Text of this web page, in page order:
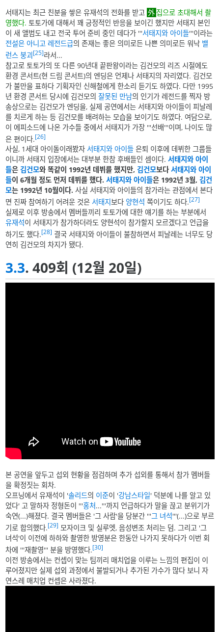
서태지는 최근 친분을 쌓은 유재석의 전화를 받고
집으로 초대해서 촬
영했다. 토토가에 대해서 꽤 긍정적인 반응을 보이긴 했지만 서태지 본인
이 새 앨범도 내고 전국 투어 준비 중인 데다가 '''서태지와 아이들'''이라는
전설은 아니고 레전드급의 존재는 좋은 의미로든 나쁜 의미로든 워낙 밸
런스 붕괴[25]라서...
참고로 토토가의 또 다른 90년대 끝판왕이라는 김건모의 리즈 시절에도
환경 콘서트(현 드림 콘서트)의 엔딩은 언제나 서태지의 자리였다. 김건모
가 불만을 표하다 기획자인 신해철에게 한소리 듣기도 하였다. 다만 1995
년 환경 콘서트 당시에 김건모의잘못된 만남의 인기가 레전드를 찍자 방
송상으로는 김건모가 엔딩을, 실제 공연에서는 서태지와 아이들이 피날레
를 치르게 하는 등 김건모를 배려하는 모습을 보이기도 하였다. 여담으로,
이 에피소드에 나온 가수들 중에서 서태지가 가장 '''선배'''이며, 나이도 많
은 편이다.[26]
사실, 1세대 아이돌이래봤자서태지와 아이들 은퇴 이후에 데뷔한 그룹들
이니까 서태지 입장에서는 대부분 한참 후배들인 셈이다.서태지와 아이
들은김건모와 똑같이 1992년 데뷔를 했지만,김건모보다서태지와 아이
들이 6개월 정도 먼저 데뷔를 했다.서태지와 아이들은 1992년 3월,김건
모는 1992년 10월이다. 사실 서태지와 아이들의 참가라는 관점에서 본다
면 진짜 참여하기 어려운 것은서태지보다 양현석 쪽이기도 하다.[27]
실제로 이후 방송에서 멤버들끼리 토토가에 대한 얘기를 하는 부분에서
유재석이 서태지가 참가하더라도 양현석이 참가할지 모르겠다고 언급을
하기도 했다.[28] 결국 서태지와 아이들이 불참하면서 피날레는 너무도 당
연히 김건모의 차지가 됐다.
3.3. 409회 (12월 20일)
본 공연을 앞두고 섭외 현황을 점검하며 추가 섭외를 통해서 참가 멤버들
을 확정짓는 회차.
오프닝에서 유재석이 '솔리드의 이준이 '강남스타일' 덕분에 나를 알고 있
었다' 고 말하자 정형돈이 '''홍처...'''까지 언급하다가 말을 끊고 분위기가
숙연(...)해졌다. 결국 멤버들은 '그 사람'을 당분간 '''그 녀석'''(...)으로 부르
기로 합의했다.[29] 모자이크 및 실루엣, 음성변조 처리는 덤. 그리고 '그
녀석'이 이전에 하하와 촬영한 방영분은 한동안 나가지 못하다가 이번 회
차에 '''재촬영''' 분을 방영했다.[30]
이전 방송에서는 컨셉이 맞는 팀끼리 매치업을 이루는 느낌의 편집이 이
루어졌지만 실제 섭외 과정에서 불발되거나 추가된 가수가 많다 보니 자
연스레 매치업 컨셉은 사라졌다.